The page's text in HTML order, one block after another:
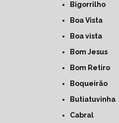
Bigorrilho
Boa Vista
Boa vista
Bom Jesus
Bom Retiro
Boqueirão
Butiatuvinha
Cabral